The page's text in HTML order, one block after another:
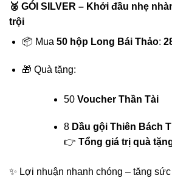
🥈 GÓI SILVER – Khởi đầu nhẹ
trội
📦 Mua 50 hộp Long Bái Thảo:
🎁 Quà tặng:
50 Voucher Thần Tài
8 Dầu gội Thiên Bách
👉 Tổng giá trị quà
✨ Lợi nhuận nhanh chóng – tăng